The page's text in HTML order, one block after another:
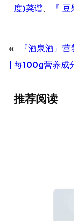
度)菜谱、 『
«
『酒泉酒』营
| 每100g营养成
推荐阅读